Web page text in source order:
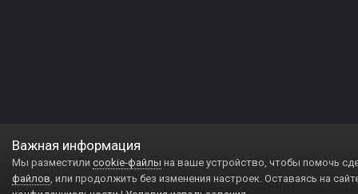
Важная информация
Мы разместили cookie-файлы на ваше устройство, чтобы помочь
файлов, или продолжить без изменения настроек. Оставаясь на